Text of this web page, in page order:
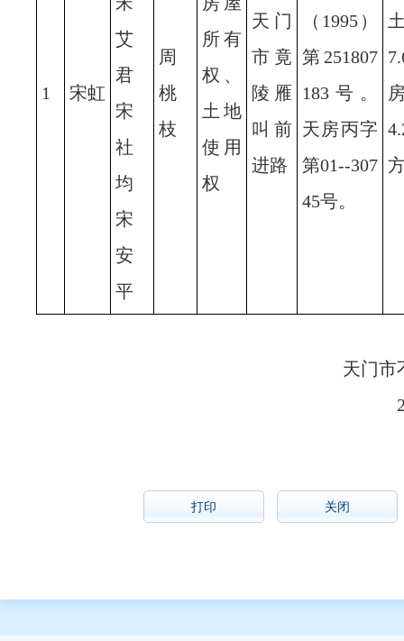
1 宋虹
艾
君
宋
社
均
宋
安
平
周
桃
枝
所有
权、
土地
使用
权
天门
市竟
陵雁
叫前
进路
（1995）
第251807
183号。
天房丙字
第01--307
45号。
天门市
打印 关闭